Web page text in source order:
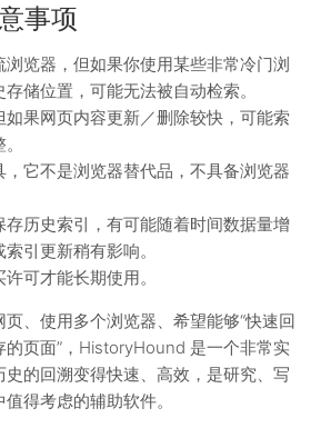
事项
览器，但如果你使用某些非常冷门浏
储位置，可能无法被自动检索。
果网页内容更新／删除较快，可能索
它不是浏览器替代品，不具备浏览器
存历史索引，有可能随着时间数据量增
引更新稍有影响。
可才能长期使用。
、使用多个浏览器、希望能够“快速回
页面”，HistoryHound 是一个非常实
的回溯变得快速、高效，是研究、写
得考虑的辅助软件。